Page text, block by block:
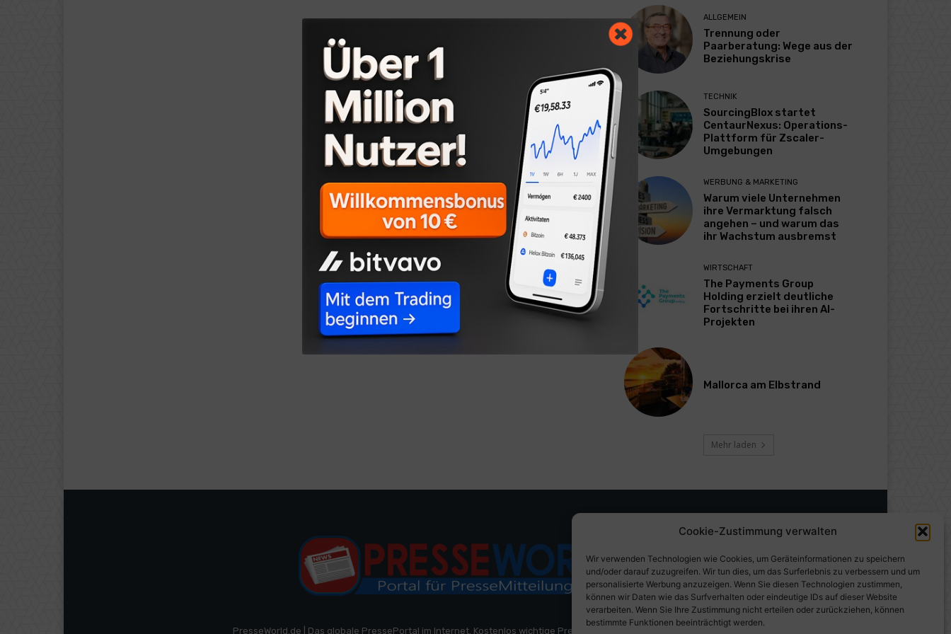
Cookie-Zustimmung verwalten
Wir verwenden Technologien wie Cookies, um Geräteinformationen zu speichern
und/oder darauf zuzugreifen. Wir tun dies, um das Surferlebnis zu verbessern und um
personalisierte Werbung anzuzeigen. Wenn Sie diesen Technologien zustimmen,
können wir Daten wie das Surfverhalten oder eindeutige IDs auf dieser Website
verarbeiten. Wenn Sie Ihre Zustimmung nicht erteilen oder zurückziehen, können
bestimmte Funktionen beeinträchtigt werden.
ALLGEMEIN
Trennung oder
Paarberatung: Wege aus der
Beziehungskrise
TECHNIK
SourcingBlox startet
CentaurNexus: Operations-
Plattform für Zscaler-
Umgebungen
WERBUNG & MARKETING
Warum viele Unternehmen
ihre Vermarktung falsch
angehen – und warum das
ihr Wachstum ausbremst
WIRTSCHAFT
The Payments Group
Holding erzielt deutliche
Fortschritte bei ihren AI-
Projekten
Mallorca am Elbstrand
Mehr laden
PresseWorld.de | Das globale PressePortal im Internet. Kostenlos wichtige PresseMitteilungen auf PresseWorld